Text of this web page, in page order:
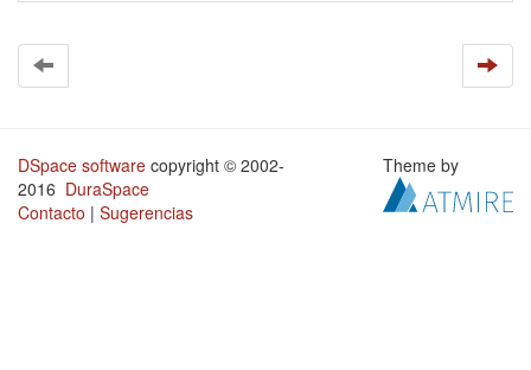
DSpace software copyright © 2002-
2016 DuraSpace
Contacto | Sugerencias
Theme by